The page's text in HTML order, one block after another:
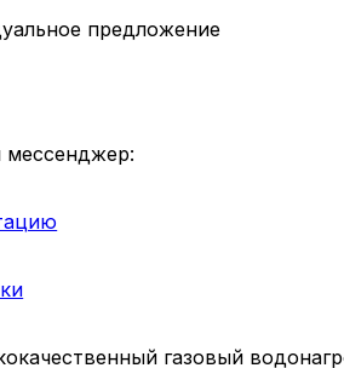
предложение
мессенджер:
газовый